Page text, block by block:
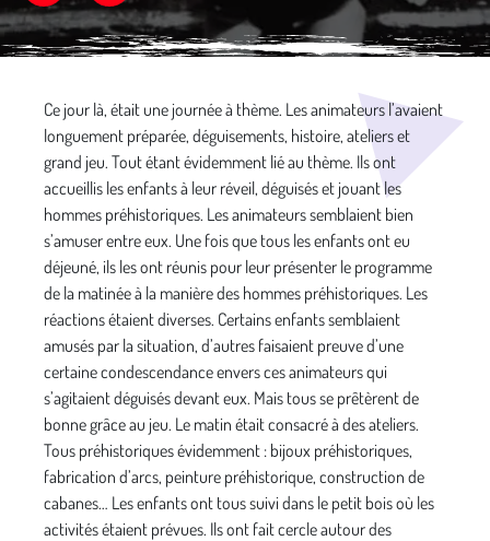
Ce jour là, était une journée à thème. Les animateurs l’avaient
longuement préparée, déguisements, histoire, ateliers et
grand jeu. Tout étant évidemment lié au thème. Ils ont
accueillis les enfants à leur réveil, déguisés et jouant les
hommes préhistoriques. Les animateurs semblaient bien
s’amuser entre eux. Une fois que tous les enfants ont eu
déjeuné, ils les ont réunis pour leur présenter le programme
de la matinée à la manière des hommes préhistoriques. Les
réactions étaient diverses. Certains enfants semblaient
amusés par la situation, d’autres faisaient preuve d’une
certaine condescendance envers ces animateurs qui
s’agitaient déguisés devant eux. Mais tous se prêtèrent de
bonne grâce au jeu. Le matin était consacré à des ateliers.
Tous préhistoriques évidemment : bijoux préhistoriques,
fabrication d’arcs, peinture préhistorique, construction de
cabanes… Les enfants ont tous suivi dans le petit bois où les
activités étaient prévues. Ils ont fait cercle autour des